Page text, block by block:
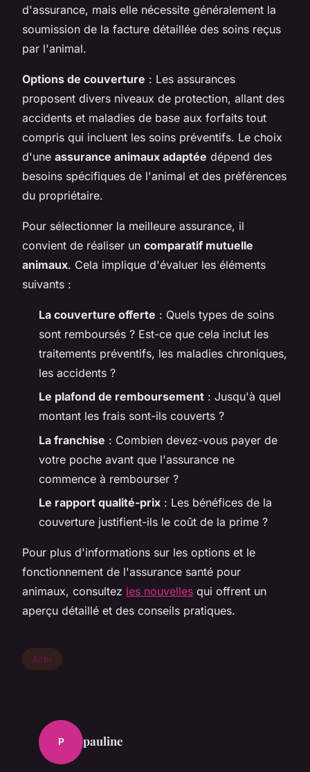
d'assurance, mais elle nécessite généralement la
soumission de la facture détaillée des soins reçus
par l'animal.
Options de couverture : Les assurances
proposent divers niveaux de protection, allant des
accidents et maladies de base aux forfaits tout
compris qui incluent les soins préventifs. Le choix
d'une assurance animaux adaptée dépend des
besoins spécifiques de l'animal et des préférences
du propriétaire.
Pour sélectionner la meilleure assurance, il
convient de réaliser un comparatif mutuelle
animaux. Cela implique d'évaluer les éléments
suivants :
La couverture offerte : Quels types de soins
sont remboursés ? Est-ce que cela inclut les
traitements préventifs, les maladies chroniques,
les accidents ?
Le plafond de remboursement : Jusqu'à quel
montant les frais sont-ils couverts ?
La franchise : Combien devez-vous payer de
votre poche avant que l'assurance ne
commence à rembourser ?
Le rapport qualité-prix : Les bénéfices de la
couverture justifient-ils le coût de la prime ?
Pour plus d'informations sur les options et le
fonctionnement de l'assurance santé pour
animaux, consultez les nouvelles qui offrent un
aperçu détaillé et des conseils pratiques.
Actu
P pauline